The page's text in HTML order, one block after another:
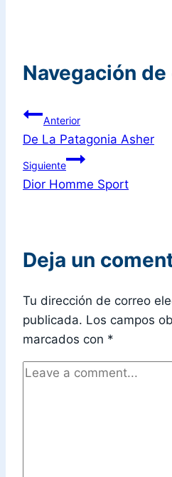
Navegación
Anterior
De La Patagonia Asher
Siguiente
Dior Homme Sport
Deja un
Tu dirección de correo
publicada. Los campos
marcados con *